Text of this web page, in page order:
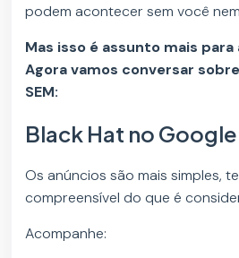
podem acontecer sem você
Mas isso é assunto mais
Agora vamos conversar
SEM:
Black Hat no
Os anúncios são mais simples,
compreensível do que é
Acompanhe: